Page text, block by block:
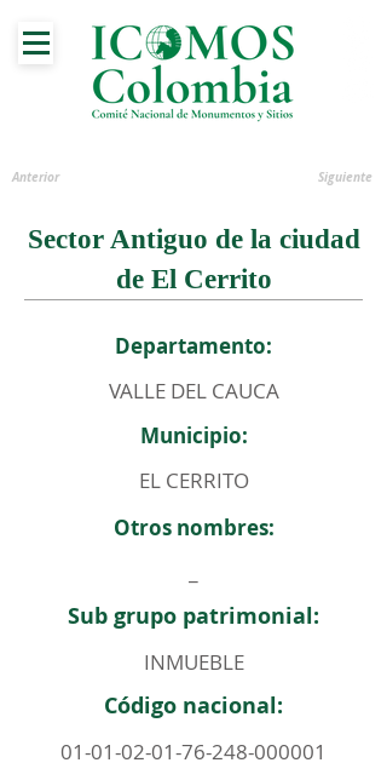
Anterior Siguiente
Sector Antiguo de la ciudad
de El Cerrito
Departamento:
VALLE DEL CAUCA
Municipio:
EL CERRITO
Otros nombres:
Sub grupo patrimonial:
INMUEBLE
Código nacional:
01-01-02-01-76-248-000001